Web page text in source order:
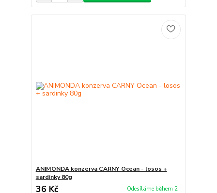
ANIMONDA konzerva CARNY Ocean - losos +
sardinky 80g
36 Kč
Odesíláme během 2